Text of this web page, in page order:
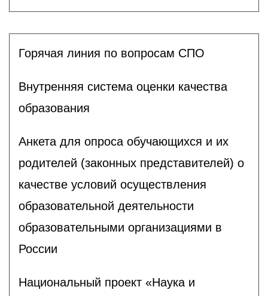
Горячая линия по вопросам СПО
Внутренняя система оценки качества
образования
Анкета для опроса обучающихся и их
родителей (законных представителей) о
качестве условий осуществления
образовательной деятельности
образовательными организациями в
России
Национальный проект «Наука и